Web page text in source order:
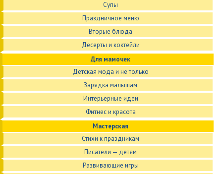
Супы
Праздничное меню
Вторые блюда
Десерты и коктейли
Для мамочек
Детская мода и не только
Зарядка малышам
Интерьерные идеи
Фитнес и красота
Мастерская
Стихи к праздникам
Писатели — детям
Развивающие игры